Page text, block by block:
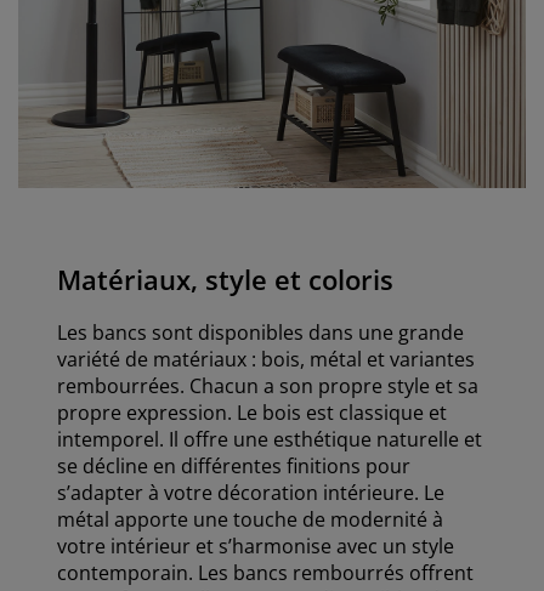
Matériaux, style et coloris
Les bancs sont disponibles dans une grande
variété de matériaux : bois, métal et variantes
rembourrées. Chacun a son propre style et sa
propre expression. Le bois est classique et
intemporel. Il offre une esthétique naturelle et
se décline en différentes finitions pour
s’adapter à votre décoration intérieure. Le
métal apporte une touche de modernité à
votre intérieur et s’harmonise avec un style
contemporain. Les bancs rembourrés offrent